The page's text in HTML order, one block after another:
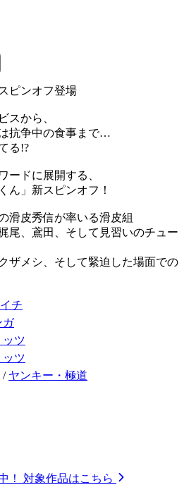
ピンオフ登場
スから、
抗争中の食事まで…
る!?
ードに展開する、
ん」新スピンオフ！
滑皮秀信が率いる滑皮組
、鳶田、そして見習いのチュー
ザメシ、そして緊迫した場面での
チ
ガ
ッツ
ッツ
/ ヤンキー・極道
！ 対象作品はこちら